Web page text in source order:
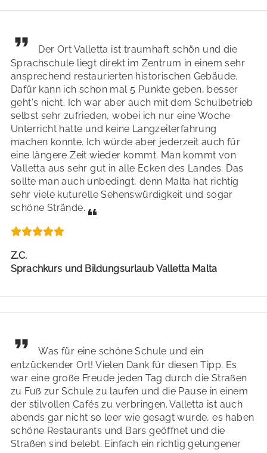
Der Ort Valletta ist traumhaft schön und die
Sprachschule liegt direkt im Zentrum in einem sehr
ansprechend restaurierten historischen Gebäude.
Dafür kann ich schon mal 5 Punkte geben, besser
geht's nicht. Ich war aber auch mit dem Schulbetrieb
selbst sehr zufrieden, wobei ich nur eine Woche
Unterricht hatte und keine Langzeiterfahrung
machen konnte. Ich würde aber jederzeit auch für
eine längere Zeit wieder kommt. Man kommt von
Valletta aus sehr gut in alle Ecken des Landes. Das
sollte man auch unbedingt, denn Malta hat richtig
sehr viele kuturelle Sehenswürdigkeit und sogar
schöne Strände.
Z.C.
Sprachkurs und Bildungsurlaub Valletta Malta
Was für eine schöne Schule und ein
entzückender Ort! Vielen Dank für diesen Tipp. Es
war eine große Freude jeden Tag durch die Straßen
zu Fuß zur Schule zu laufen und die Pause in einem
der stilvollen Cafés zu verbringen. Valletta ist auch
abends gar nicht so leer wie gesagt wurde, es haben
schöne Restaurants und Bars geöffnet und die
Straßen sind belebt. Einfach ein richtig gelungener